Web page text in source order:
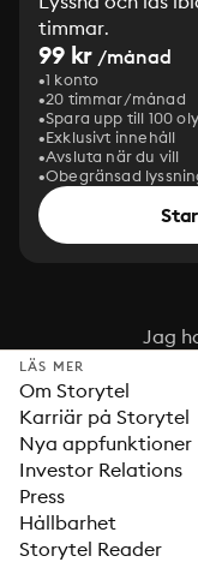
timmar.
99 kr /månad
1 konto
20 timmar/månad
Spara upp till 100
Exklusivt innehåll
Avsluta när du vill
Obegränsad
Jag
LÄS MER
Om Storytel
Karriär på Storytel
Nya appfunktioner
Investor Relations
Press
Hållbarhet
Storytel Reader